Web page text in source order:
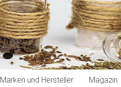
Marken und Hersteller Magazin